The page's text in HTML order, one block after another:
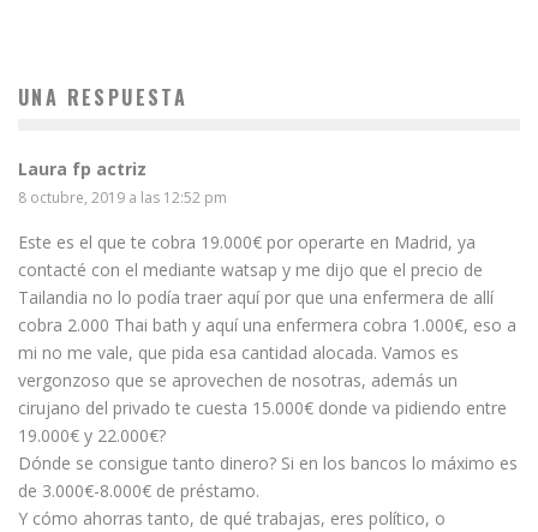
UNA RESPUESTA
Laura fp actriz
8 octubre, 2019 a las 12:52 pm
Este es el que te cobra 19.000€ por operarte en Madrid, ya
contacté con el mediante watsap y me dijo que el precio de
Tailandia no lo podía traer aquí por que una enfermera de allí
cobra 2.000 Thai bath y aquí una enfermera cobra 1.000€, eso a
mi no me vale, que pida esa cantidad alocada. Vamos es
vergonzoso que se aprovechen de nosotras, además un
cirujano del privado te cuesta 15.000€ donde va pidiendo entre
19.000€ y 22.000€?
Dónde se consigue tanto dinero? Si en los bancos lo máximo es
de 3.000€-8.000€ de préstamo.
Y cómo ahorras tanto, de qué trabajas, eres político, o